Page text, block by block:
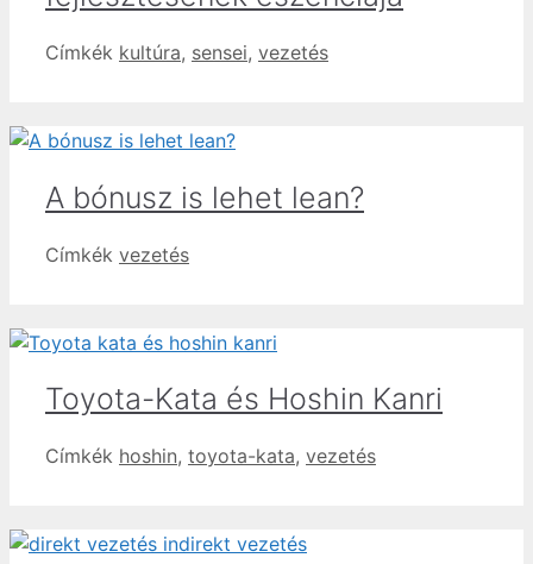
Címkék kultúra, sensei, vezetés
A bónusz is lehet lean?
Címkék vezetés
Toyota-Kata és Hoshin Kanri
Címkék hoshin, toyota-kata, vezetés